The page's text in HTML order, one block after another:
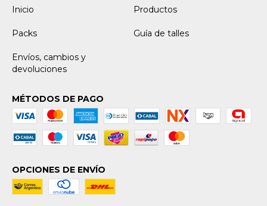
Inicio
Productos
Packs Guía de talles
Envíos, cambios y
devoluciones
MÉTODOS DE PAGO
OPCIONES DE ENVÍO